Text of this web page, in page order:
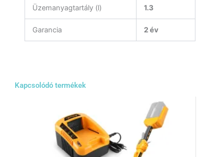
Üzemanyagtartály (l) 1.3
Garancia 2 év
Kapcsolódó termékek